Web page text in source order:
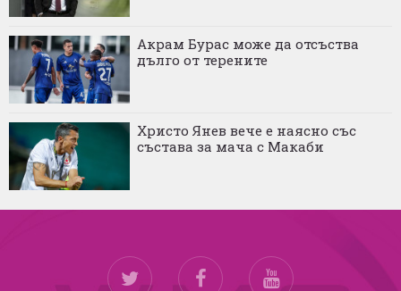
Акрам Бурас може да отсъства
дълго от терените
Христо Янев вече е наясно със
състава за мача с Макаби